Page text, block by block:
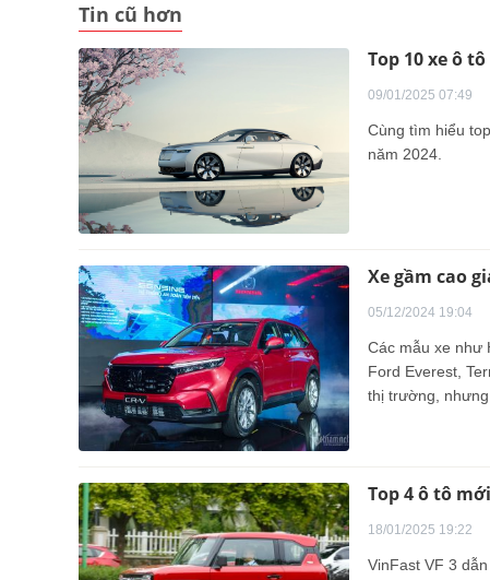
Tin cũ hơn
Top 10 xe ô
09/01/2025 07:49
Cùng tìm hiểu
năm 2024.
Xe gầm cao
05/12/2024 19:04
Các mẫu xe như
Ford Everest,
thị trường,
Top 4 ô tô
18/01/2025 19:22
VinFast VF 3